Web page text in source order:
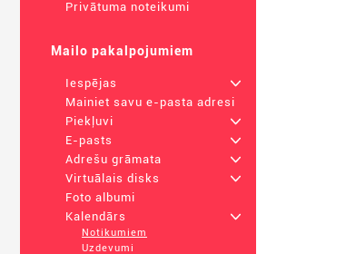
Privātuma noteikumi
Mailo pakalpojumiem
Iespējas
+
Mainiet savu e-pasta adresi
Piekļuvi
+
E-pasts
+
Adrešu grāmata
+
Virtuālais disks
+
Foto albumi
Kalendārs
+
Notikumiem
Uzdevumi